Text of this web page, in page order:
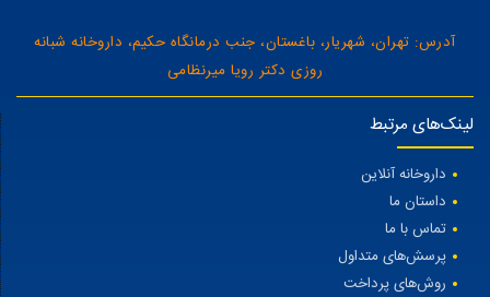
آدرس: تهران، شهریار، باغستان، جنب درمانگاه حکیم، داروخانه شبانه
روزی دکتر رویا میرنظامی
لینک‌های مرتبط
داروخانه آنلاین
داستان ما
تماس با ما
پرسش‌های متداول
روش‌های پرداخت